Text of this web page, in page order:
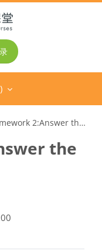
Homework 2:Answer the question
the